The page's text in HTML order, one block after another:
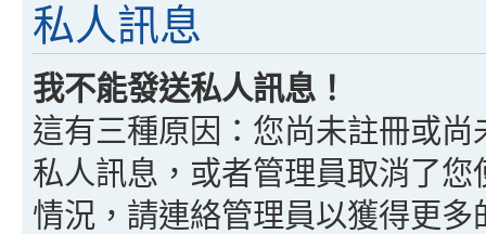
私人訊息
我不能發送私人訊息！
這有三種原因：您尚未註冊或
私人訊息，或者管理員取消了
情況，請連絡管理員以獲得更多